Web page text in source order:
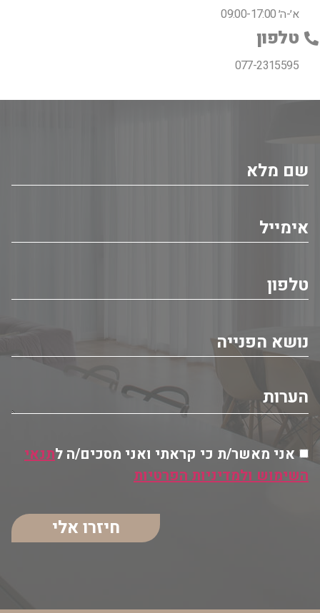
א׳-ה׳ 09:00-17:00
טלפון
077-2315595
אני מאשר/ת כי קראתי ואני מסכים/ה לתנאי
השימוש ולמדיניות הפרטיות
חיזרו אלי